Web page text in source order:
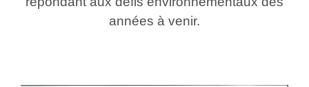
années à venir.